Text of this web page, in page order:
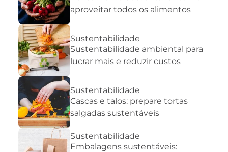
aproveitar todos os alimentos
Sustentabilidade
Sustentabilidade ambiental para
lucrar mais e reduzir custos
Sustentabilidade
Cascas e talos: prepare tortas
salgadas sustentáveis
Sustentabilidade
Embalagens sustentáveis: